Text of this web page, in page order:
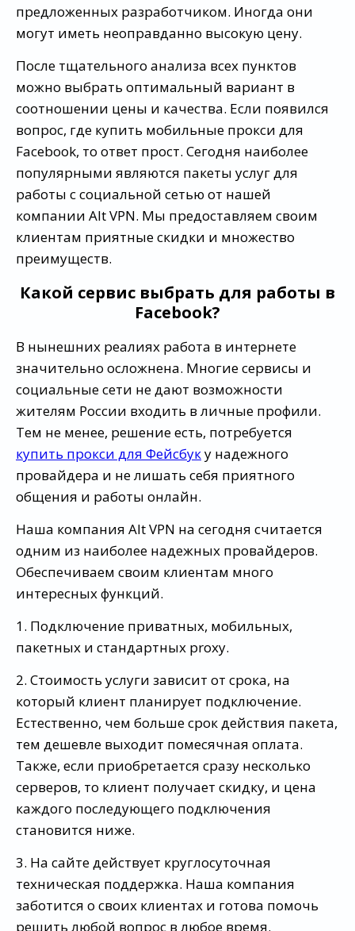
предложенных разработчиком. Иногда они
могут иметь неоправданно высокую цену.
После тщательного анализа всех пунктов
можно выбрать оптимальный вариант в
соотношении цены и качества. Если появился
вопрос, где купить мобильные прокси для
Facebook, то ответ прост. Сегодня наиболее
популярными являются пакеты услуг для
работы с социальной сетью от нашей
компании Alt VPN. Мы предоставляем своим
клиентам приятные скидки и множество
преимуществ.
Какой сервис выбрать для работы в
Facebook?
В нынешних реалиях работа в интернете
значительно осложнена. Многие сервисы и
социальные сети не дают возможности
жителям России входить в личные профили.
Тем не менее, решение есть, потребуется
купить прокси для Фейсбуку надежного
провайдера и не лишать себя приятного
общения и работы онлайн.
Наша компания Alt VPN на сегодня считается
одним из наиболее надежных провайдеров.
Обеспечиваем своим клиентам много
интересных функций.
1. Подключение приватных, мобильных,
пакетных и стандартных proxy.
2. Стоимость услуги зависит от срока, на
который клиент планирует подключение.
Естественно, чем больше срок действия пакета,
тем дешевле выходит помесячная оплата.
Также, если приобретается сразу несколько
серверов, то клиент получает скидку, и цена
каждого последующего подключения
становится ниже.
3. На сайте действует круглосуточная
техническая поддержка. Наша компания
заботится о своих клиентах и готова помочь
решить любой вопрос в любое время.